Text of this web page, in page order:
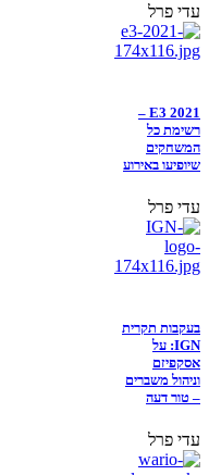
עדי פרל
E3 2021 –
רשימת כל
המשחקים
שיופיעו באירוע
עדי פרל
בעקבות תקרית
IGN: על
אסקפיזם
וניהול משברים
– טור דעה
עדי פרל